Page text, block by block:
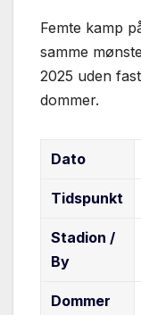
Femte kamp
samme
2025 uden
dommer.
Dato
Tidspunkt
Stadion /
By
Dommer